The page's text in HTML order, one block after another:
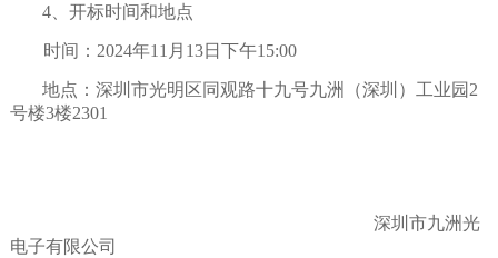
4、开标时间和地点
时间： 2024年11 月 13日 下午15:00
地点：深圳市光明区同观路十九号九洲（深圳）工业园 2
号楼3楼2301
深圳市九洲光
电子有限公司